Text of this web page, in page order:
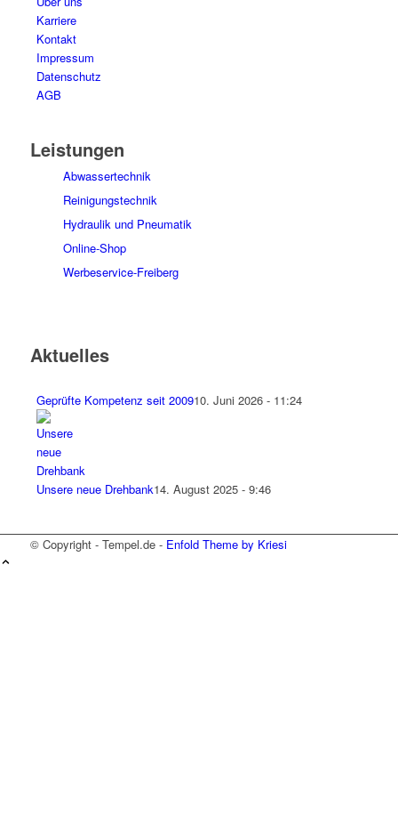
Karriere
Kontakt
Impressum
Datenschutz
AGB
Leistungen
Abwassertechnik
Reinigungstechnik
Hydraulik und Pneumatik
Online-Shop
Werbeservice-Freiberg
Aktuelles
Geprüfte Kompetenz seit 200910. Juni 2026 - 11:24
Unsere neue Drehbank14. August 2025 - 9:46
© Copyright - Tempel.de - Enfold Theme by Kriesi